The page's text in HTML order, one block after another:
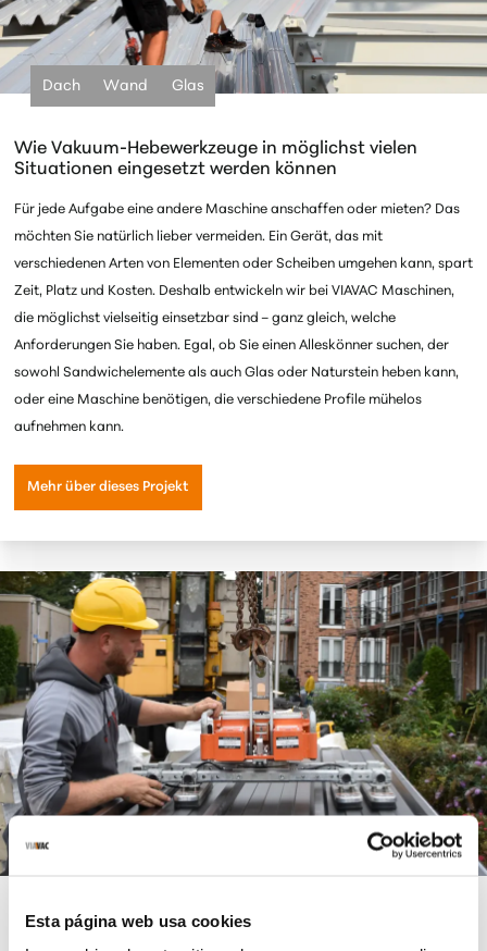
Esta página web usa cookies
Dach Wand Glas
Wie Vakuum-Hebewerkzeuge in möglichst vielen
Situationen eingesetzt werden können
Für jede Aufgabe eine andere Maschine anschaffen oder mieten? Das
möchten Sie natürlich lieber vermeiden. Ein Gerät, das mit
verschiedenen Arten von Elementen oder Scheiben umgehen kann, spart
Zeit, Platz und Kosten. Deshalb entwickeln wir bei VIAVAC Maschinen,
die möglichst vielseitig einsetzbar sind – ganz gleich, welche
Anforderungen Sie haben. Egal, ob Sie einen Alleskönner suchen, der
sowohl Sandwichelemente als auch Glas oder Naturstein heben kann,
oder eine Maschine benötigen, die verschiedene Profile mühelos
aufnehmen kann.
Mehr über dieses Projekt
So spart unser CBC4 Ihrem Bauteam Zeit und Geld